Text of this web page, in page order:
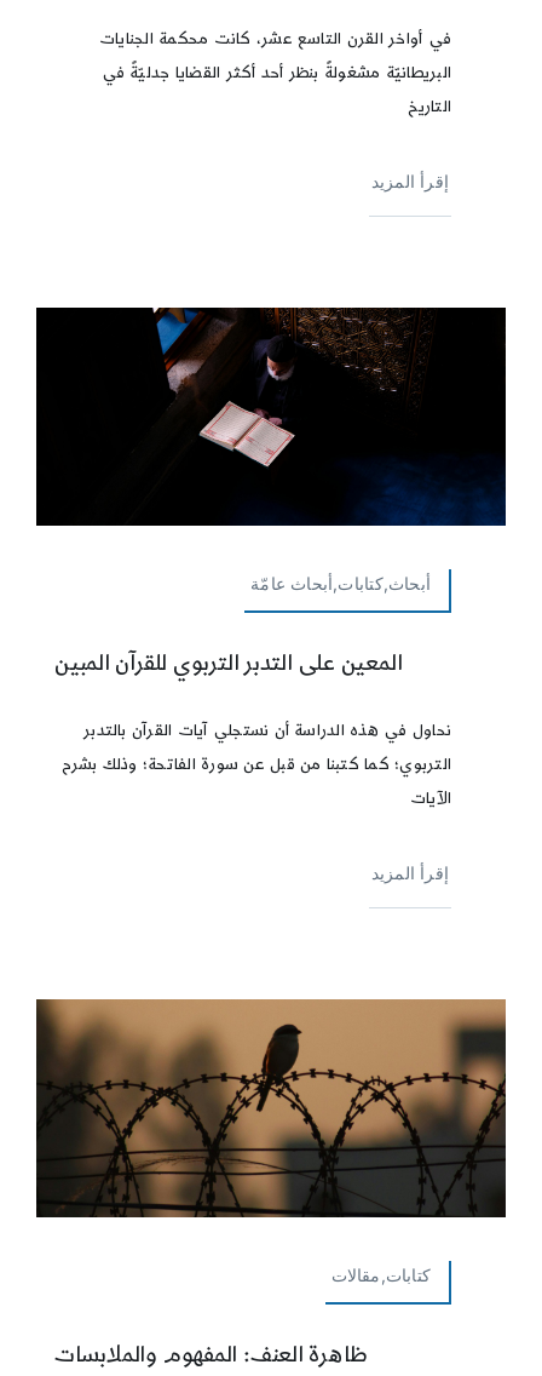
في أواخر القرن التاسع عشر، كانت محكمة الجنايات
البريطانيّة مشغولةً بنظر أحد أكثر القضايا جدليّةً في
التاريخ
إقرأ المزيد
أبحاث,كتابات,أبحاث عامّة
المعين على التدبر التربوي للقرآن المبين
نحاول في هذه الدراسة أن نستجلي آيات القرآن بالتدبر
التربوي؛ كما كتبنا من قبل عن سورة الفاتحة؛ وذلك بشرح
الآيات
إقرأ المزيد
كتابات,مقالات
ظاهرة العنف: المفهوم والملابسات